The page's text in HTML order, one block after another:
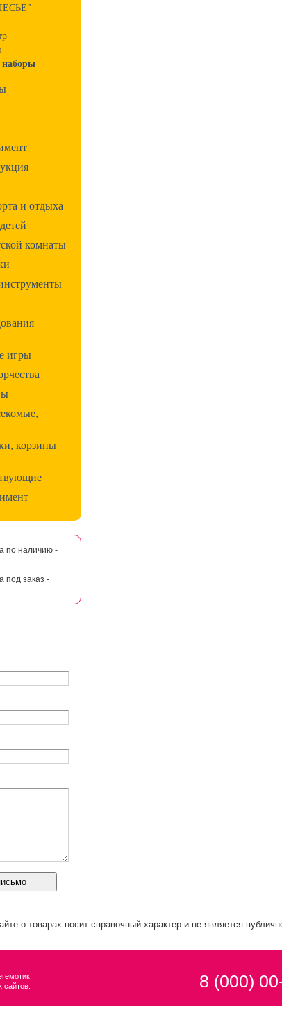
и отдыха
комнаты
игры
корзины
по наличию -
под заказ -
о товарах носит справочный характер и не является
8 (000)